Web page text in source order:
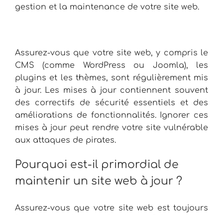
gestion et la maintenance de votre site web.
Assurez-vous que votre site web, y compris le
CMS (comme WordPress ou Joomla), les
plugins et les thèmes, sont régulièrement mis
à jour. Les mises à jour contiennent souvent
des correctifs de sécurité essentiels et des
améliorations de fonctionnalités. Ignorer ces
mises à jour peut rendre votre site vulnérable
aux attaques de pirates.
Pourquoi est-il primordial de
maintenir un site web à jour ?
Assurez-vous que votre site web est toujours